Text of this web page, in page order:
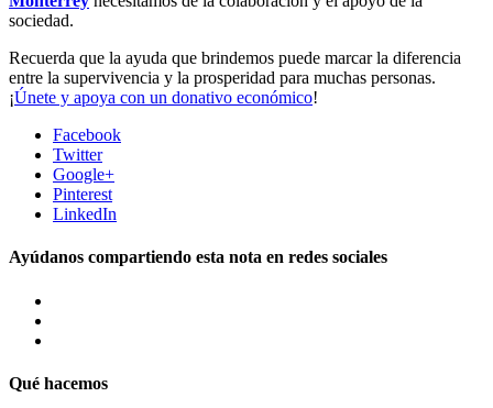
sociedad.
Recuerda que la ayuda que brindemos puede marcar la diferencia
entre la supervivencia y la prosperidad para muchas personas.
¡Únete y apoya con un donativo económico!
Facebook
Twitter
Google+
Pinterest
LinkedIn
Ayúdanos compartiendo esta nota en redes sociales
Qué hacemos